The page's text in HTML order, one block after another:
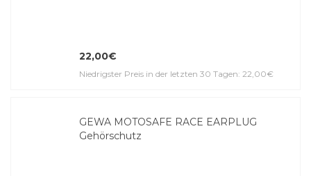
22,00€
Niedrigster Preis in der letzten 30 Tagen: 22,00€
GEWA MOTOSAFE RACE EARPLUG
Gehörschutz